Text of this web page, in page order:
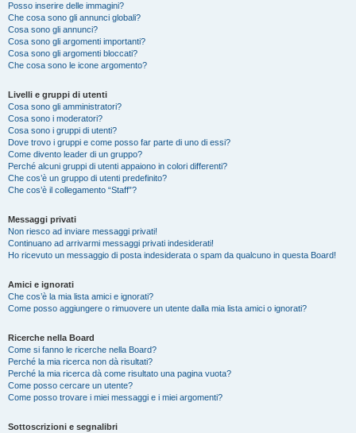
Posso inserire delle immagini?
Che cosa sono gli annunci globali?
Cosa sono gli annunci?
Cosa sono gli argomenti importanti?
Cosa sono gli argomenti bloccati?
Che cosa sono le icone argomento?
Livelli e gruppi di utenti
Cosa sono gli amministratori?
Cosa sono i moderatori?
Cosa sono i gruppi di utenti?
Dove trovo i gruppi e come posso far parte di uno di essi?
Come divento leader di un gruppo?
Perché alcuni gruppi di utenti appaiono in colori differenti?
Che cos’è un gruppo di utenti predefinito?
Che cos’è il collegamento “Staff”?
Messaggi privati
Non riesco ad inviare messaggi privati!
Continuano ad arrivarmi messaggi privati indesiderati!
Ho ricevuto un messaggio di posta indesiderata o spam da qualcuno in questa Board!
Amici e ignorati
Che cos’è la mia lista amici e ignorati?
Come posso aggiungere o rimuovere un utente dalla mia lista amici o ignorati?
Ricerche nella Board
Come si fanno le ricerche nella Board?
Perché la mia ricerca non dà risultati?
Perché la mia ricerca dà come risultato una pagina vuota?
Come posso cercare un utente?
Come posso trovare i miei messaggi e i miei argomenti?
Sottoscrizioni e segnalibri